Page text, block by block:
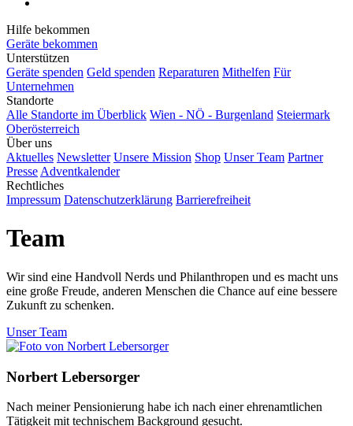
Hilfe bekommen
Geräte bekommen
Unterstützen
Geräte spenden Geld spenden Reparaturen Mithelfen Für
Unternehmen
Standorte
Alle Standorte im Überblick Wien - NÖ - Burgenland Steiermark
Oberösterreich
Über uns
Aktuelles Newsletter Unsere Mission Shop Unser Team Partner
Presse Adventkalender
Rechtliches
Impressum Datenschutzerklärung Barrierefreiheit
Team
Wir sind eine Handvoll Nerds und Philanthropen und es macht uns
eine große Freude, anderen Menschen die Chance auf eine bessere
Zukunft zu schenken.
Unser Team
Norbert Lebersorger
Nach meiner Pensionierung habe ich nach einer ehrenamtlichen
Tätigkeit mit technischem Background gesucht.